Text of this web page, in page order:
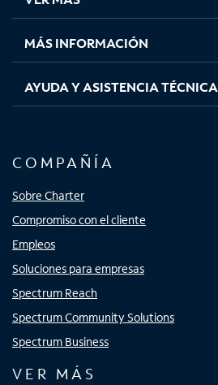
nuevanuevanuevanueva
MÁS INFORMACIÓN
AYUDA Y ASISTENCIA TÉCNICA
COMPAÑÍA
Sobre Charter
Compromiso con el cliente
Empleos
Soluciones para empresas
Spectrum Reach
Spectrum Community Solutions
Spectrum Business
VER MÁS